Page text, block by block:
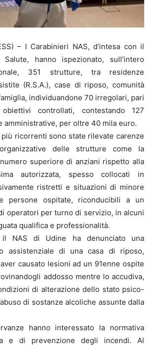
– I Carabinieri NAS, d’intesa con il
hanno ispezionato, sull’intero
351 strutture, tra residenze
(R.S.A.), case di riposo, comunità
individuandone 70 irregolari, pari
controllati, contestando 127
amministrative, per oltre 40 mila euro.
ricorrenti sono state rilevate carenze
delle strutture come la
superiore di anziani rispetto alla
autorizzata, spesso collocati in
ristretti e situazioni di minore
persone ospitate, riconducibili a un
operatori per turno di servizio, in alcuni
qualifica e professionalità.
il NAS di Udine ha denunciato una
assistenziale di una casa di riposo,
causato lesioni ad un 91enne ospite
addosso mentre lo accudiva,
di alterazione dello stato psico-
di sostanze alcoliche assunte dalla
hanno interessato la normativa
e di prevenzione degli incendi. Al